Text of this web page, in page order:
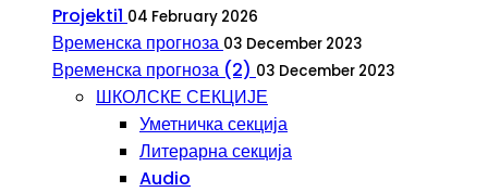
Projekti1 04 February 2026
Временска прогноза 03 December 2023
Временска прогноза (2) 03 December 2023
ШКОЛСКЕ СЕКЦИЈЕ
Уметничка секција
Литерарна секција
Audio